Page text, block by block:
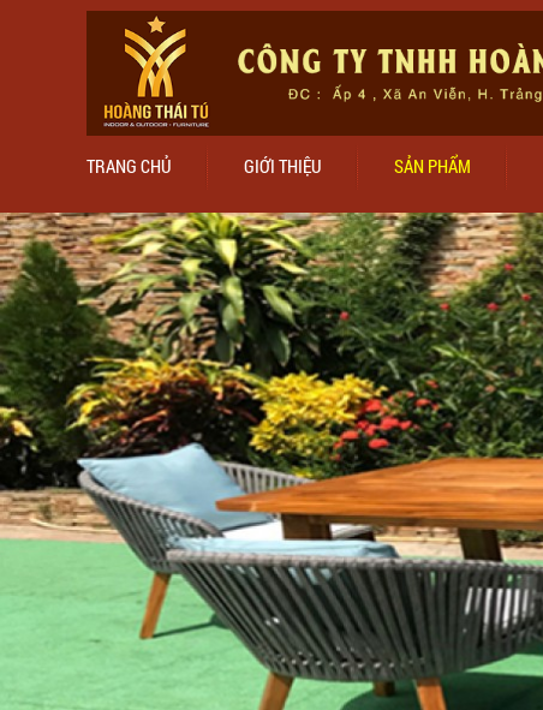
TRANG CHỦ GIỚI THIỆU SẢN PHẨM